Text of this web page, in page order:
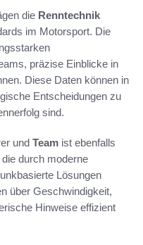
die Renntechnik
im Motorsport. Die
präzise Einblicke in
Diese Daten können in
Entscheidungen zu
sind.
und Team ist ebenfalls
die durch moderne
Lösungen
über Geschwindigkeit,
Hinweise effizient